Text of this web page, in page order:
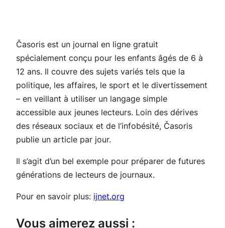
Časoris est un journal en ligne gratuit
spécialement conçu pour les enfants âgés de 6 à
12 ans. Il couvre des sujets variés tels que la
politique, les affaires, le sport et le divertissement
– en veillant à utiliser un langage simple
accessible aux jeunes lecteurs. Loin des dérives
des réseaux sociaux et de l’infobésité, Časoris
publie un article par jour.
Il s’agit d’un bel exemple pour préparer de futures
générations de lecteurs de journaux.
Pour en savoir plus: ijnet.org
Vous aimerez aussi :